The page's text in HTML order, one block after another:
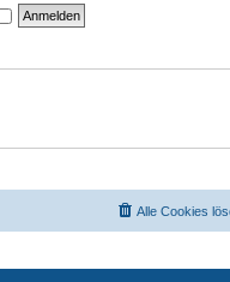
Alle Cookies